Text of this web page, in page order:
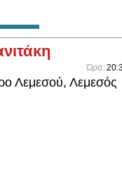
Ώρα:
Λεμεσού, Λεμεσός